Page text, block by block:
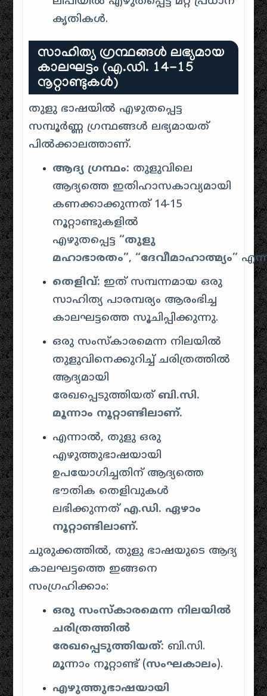
കൃതികൾ.
സാഹിത്യ ഗ്രന്ഥങ്ങൾ ലഭ്യമായ
കാലഘട്ടം (എ.ഡി. 14-15
നൂറ്റാണ്ടുകൾ)
തുളു ഭാഷയിൽ എഴുതപ്പെട്ട
സമ്പൂർണ്ണ ഗ്രന്ഥങ്ങൾ ലഭ്യമായത്
പിൽക്കാലത്താണ്.
ആദ്യ ഗ്രന്ഥം: തുളുവിലെ
ആദ്യത്തെ ഇതിഹാസകാവ്യമായി
കണക്കാക്കുന്നത് 14-15
നൂറ്റാണ്ടുകളിൽ
എഴുതപ്പെട്ട“തുളു
മഹാഭാരതം”,“ദേവീമാഹാത്മ്യം”
തെളിവ്: ഇത് സമ്പന്നമായ ഒരു
സാഹിത്യ പാരമ്പര്യം ആരംഭിച്ച
കാലഘട്ടത്തെ സൂചിപ്പിക്കുന്നു.
ഒരു സംസ്കാരമെന്ന നിലയിൽ
തുളുവിനെക്കുറിച്ച് ചരിത്രത്തിൽ
ആദ്യമായി
രേഖപ്പെടുത്തിയത് ബി.സി.
മൂന്നാം നൂറ്റാണ്ടിലാണ്.
എന്നാൽ, തുളു ഒരു
എഴുത്തുഭാഷയായി
ഉപയോഗിച്ചതിന് ആദ്യത്തെ
ഭൗതിക തെളിവുകൾ
ലഭിക്കുന്നത് എ.ഡി. ഏഴാം
നൂറ്റാണ്ടിലാണ്.
ചുരുക്കത്തിൽ, തുളു ഭാഷയുടെ ആദ്യ
കാലഘട്ടത്തെ ഇങ്ങനെ
സംഗ്രഹിക്കാം:
ഒരു സംസ്കാരമെന്ന നിലയിൽ
ചരിത്രത്തിൽ
രേഖപ്പെടുത്തിയത്: ബി.സി.
മൂന്നാം നൂറ്റാണ്ട് (സംഘകാലം).
എഴുത്തുഭാഷയായി